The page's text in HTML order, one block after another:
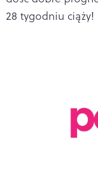
28 tygodniu ciąży!